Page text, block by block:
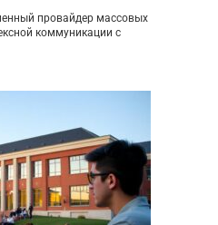
провайдер массовых
коммуникации с